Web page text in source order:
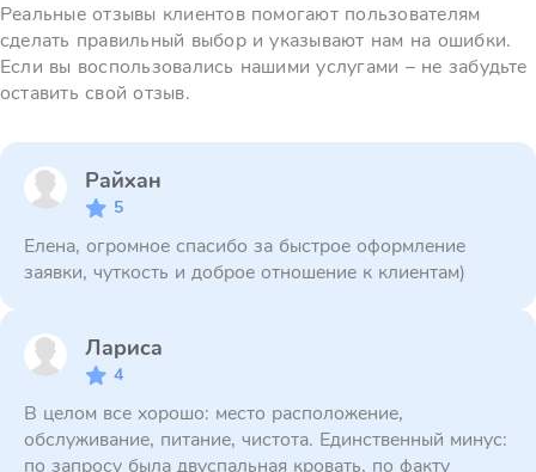
Реальные отзывы клиентов помогают пользователям
сделать правильный выбор и указывают нам на ошибки.
Если вы воспользовались нашими услугами – не забудьте
оставить свой отзыв.
Райхан
5
Елена, огромное спасибо за быстрое оформление
заявки, чуткость и доброе отношение к клиентам)
Лариса
4
В целом все хорошо: место расположение,
обслуживание, питание, чистота. Единственный минус:
по запросу была двуспальная кровать, по факту